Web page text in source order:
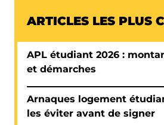
ARTICLES LES PLUS
APL étudiant 2026 :
et démarches
Arnaques logement
les éviter avant de signer